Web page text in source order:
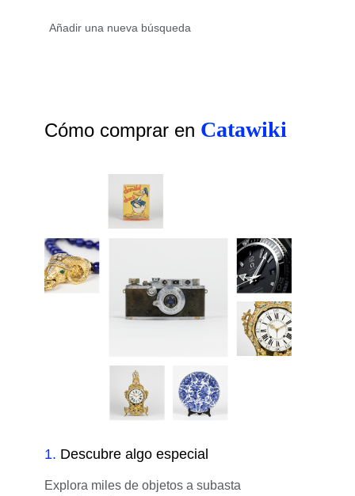
Cómo comprar en Catawiki
1. Descubre algo especial
Explora miles de objetos a subasta